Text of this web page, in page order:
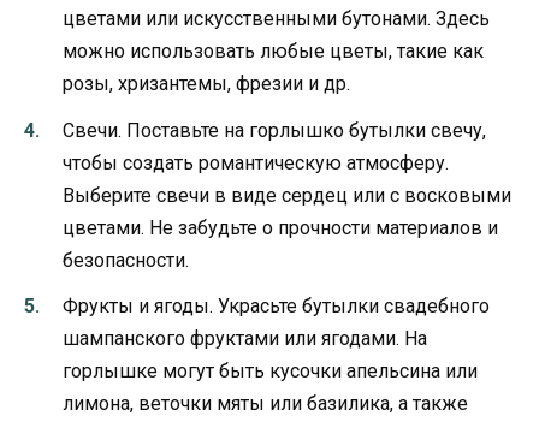
цветами или искусственными бутонами. Здесь
можно использовать любые цветы, такие как
розы, хризантемы, фрезии и др.
Свечи. Поставьте на горлышко бутылки свечу,
чтобы создать романтическую атмосферу.
Выберите свечи в виде сердец или с восковыми
цветами. Не забудьте о прочности материалов и
безопасности.
Фрукты и ягоды. Украсьте бутылки свадебного
шампанского фруктами или ягодами. На
горлышке могут быть кусочки апельсина или
лимона, веточки мяты или базилика, а также